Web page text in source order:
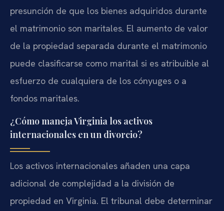
presunción de que los bienes adquiridos durante
el matrimonio son maritales. El aumento de valor
de la propiedad separada durante el matrimonio
puede clasificarse como marital si es atribuible al
esfuerzo de cualquiera de los cónyuges o a
fondos maritales.
¿Cómo maneja Virginia los activos
internacionales en un divorcio?
Los activos internacionales añaden una capa
adicional de complejidad a la división de
propiedad en Virginia. El tribunal debe determinar